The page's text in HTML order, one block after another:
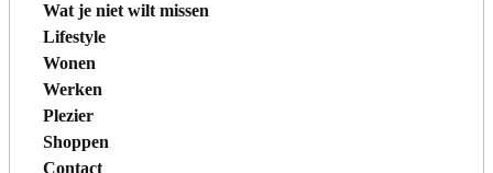
Wat je niet wilt missen
Lifestyle
Wonen
Werken
Plezier
Shoppen
Contact